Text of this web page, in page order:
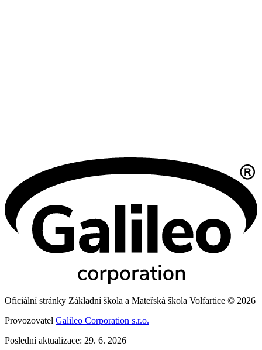
Oficiální stránky Základní škola a Mateřská škola Volfartice © 2026
Provozovatel Galileo Corporation s.r.o.
Poslední aktualizace: 29. 6. 2026